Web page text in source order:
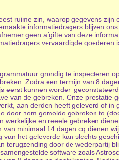
ruime zin, waarop gegevens zijn
informatiedragers blijven
geen afgifte van deze
vervaardigde goederen
grondig te inspecteren
Zodra een termijn van 8
eerst kunnen worden
van de gebreken. Onze prestatie
aan derden heeft geleverd of in
door hem gemelde gebreken te
en reeele gebreken
minimaal 14 dagen cq dienen
het geleverde kan slechts
terugzending door de wederpartij
software zoals